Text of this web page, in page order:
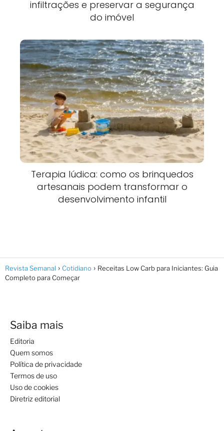
infiltrações e preservar a segurança
do imóvel
Terapia lúdica: como os brinquedos
artesanais podem transformar o
desenvolvimento infantil
Revista Semanal Cotidiano
Receitas Low Carb para Iniciantes: Guia
Completo para Começar
Saiba mais
Editoria
Quem somos
Política de privacidade
Termos de uso
Uso de cookies
Diretriz editorial